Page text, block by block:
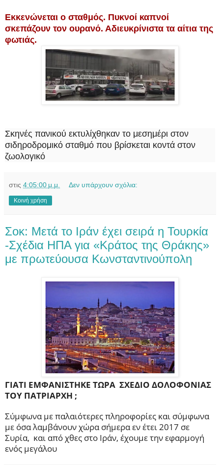
Εκκενώνεται ο σταθμός. Πυκνοί καπνοί
σκεπάζουν τον ουρανό. Αδιευκρίνιστα τα αίτια της
φωτιάς.
Σκηνές πανικού εκτυλίχθηκαν το μεσημέρι στον
σιδηροδρομικό σταθμό που βρίσκεται κοντά στον
ζωολογικό
στις 4:05:00 μ.μ. Δεν υπάρχουν σχόλια:
Κοινή χρήση
Σοκ: Μετά το Ιράν έχει σειρά η Τουρκία
-Σχέδια ΗΠΑ για «Κράτος της Θράκης»
με πρωτεύουσα Κωνσταντινούπολη
ΓΙΑΤΙ ΕΜΦΑΝΙΣΤΗΚΕ ΤΩΡΑ ΣΧΕΔΙΟ ΔΟΛΟΦΟΝΙΑΣ
ΤΟΥ ΠΑΤΡΙΑΡΧΗ ;
Σύμφωνα με παλαιότερες πληροφορίες και σύμφωνα
με όσα λαμβάνουν χώρα σήμερα εν έτει 2017 σε
Συρία, και από χθες στο Ιράν, έχουμε την εφαρμογή
ενός μεγάλου